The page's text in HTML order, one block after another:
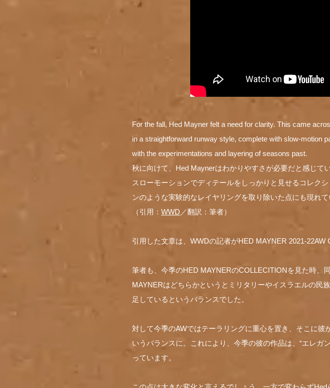
For the fall, Hed Mayner felt a need for clarity. This came
in a straightforward runway style, complete with slow-motion
with the experimentations and layering of seasons past.
秋に向けて、Hed Maynerはわかりやすさが必要だと感じて
スローモーションでディテールをしっかりと見せるコレク
ンのような実験的なレイヤリングを取り除いた点にも現れて
（引用： WWD ／翻訳：筆者）
引用した文章は、WWDの記者がHED MAYNER 2021-
筆者も、今季のHED MAYNERのCOLLECITIONを見た時、
MAYNERはどちらかというとミリタリーやイスラエルの民
足しているというバランスでした。
対して今季のAWではテーラリングに重心を置き、そこに
いうバランスに。これにより、今季の彼の作品は、“エレガ
っています。